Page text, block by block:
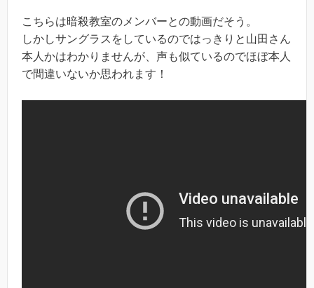
こちらは暗殺教室のメンバーとの動画だそう。
しかしサングラスをしているのではっきりと山田さん
本人かはわかりませんが、声も似ているのでほぼ本人
で間違いないか思われます！